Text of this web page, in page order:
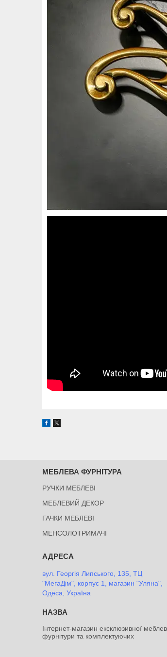
МЕБЛЕВА ФУРНІТУРА
РУЧКИ МЕБЛЕВІ
МЕБЛЕВИЙ ДЕКОР
ГАЧКИ МЕБЛЕВІ
МЕНСОЛОТРИМАЧІ
вул. Георгія Липського, 135, ТЦ
"МегаДім", корпус 1, магазин "Уляна",
Одеса, Україна
Інтернет-магазин ексклюзивної
фурнітури та комплектуючих